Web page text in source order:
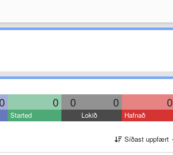
0 0 0 0 0
Started Lokið Hafnað
Síðast uppfært